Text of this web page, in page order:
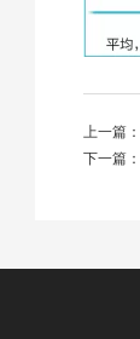
上一篇：
下一篇：